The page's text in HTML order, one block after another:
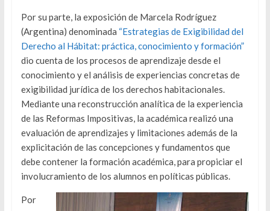
Por su parte, la exposición de Marcela Rodríguez
(Argentina) denominada “Estrategias de Exigibilidad del
Derecho al Hábitat: práctica, conocimiento y formación”
dio cuenta de los procesos de aprendizaje desde el
conocimiento y el análisis de experiencias concretas de
exigibilidad jurídica de los derechos habitacionales.
Mediante una reconstrucción analítica de la experiencia
de las Reformas Impositivas, la académica realizó una
evaluación de aprendizajes y limitaciones además de la
explicitación de las concepciones y fundamentos que
debe contener la formación académica, para propiciar el
involucramiento de los alumnos en políticas públicas.
Por